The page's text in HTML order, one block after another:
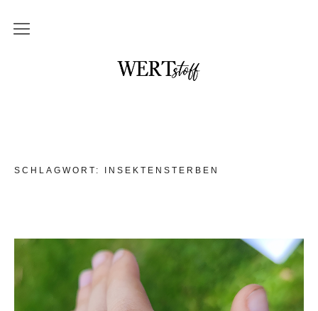
THEMEN
Upcycling
DAS braucht kein Mensch
WERTstoff.shop
SCHLAGWORT: INSEKTENSTERBEN